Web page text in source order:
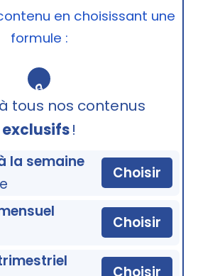
en choisissant une
formule :
🔒
tous nos contenus
exclusifs!
la semaine
Choisir
Choisir